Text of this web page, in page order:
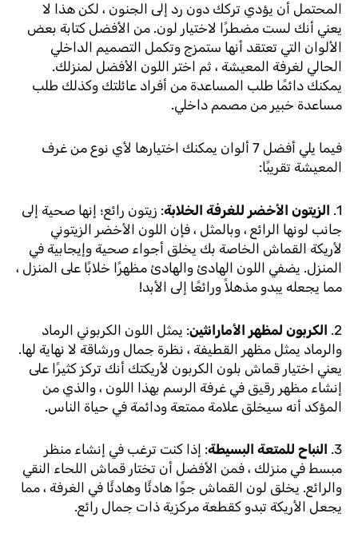
المحتمل أن يؤدي تركك دون رد إلى الجنون ، لكن هذا لا
يعني أنك لست مضطرًا لاختيار لون. من الأفضل كتابة بعض
الألوان التي تعتقد أنها ستمزج وتكمل التصميم الداخلي
الحالي لغرفة المعيشة ، ثم اختر اللون الأفضل لمنزلك.
يمكنك دائمًا طلب المساعدة من أفراد عائلتك وكذلك طلب
مساعدة خبير من مصمم داخلي.
فيما يلي أفضل 7 ألوان يمكنك اختيارها لأي نوع من غرف
المعيشة تقريبًا:
1. الزيتون الأخضر للغرفة الخلابة: زيتون رائع؛ إنها صحية إلى
جانب لونها الرائع ، وبالمثل ، فإن اللون الأخضر الزيتوني
لأريكة القماش الخاصة بك يخلق أجواء صحية وإيجابية في
المنزل. يضفي اللون الهادئ والهادئ مظهرًا خلابًا على المنزل ،
مما يجعله يبدو مذهلاً ورائعًا إلى الأبد!
2. الكربون لمظهر الأمارانثين: يمثل اللون الكربوني الرماد
والرماد يمثل مظهر القطيفة ، نظرة جمال ورشاقة لا نهاية لها.
يعني اختيار قماش بلون الكربون لأريكتك أنك تركز كثيرًا على
إنشاء مظهر رقيق في غرفة الرسم بهذا اللون ، والذي من
المؤكد أنه سيخلق علامة ممتعة ودائمة في حياة الناس.
3. النباح للمتعة البسيطة: إذا كنت ترغب في إنشاء منظر
مبسط في منزلك ، فمن الأفضل أن تختار قماش اللحاء النقي
والرائع. يخلق لون القماش جوًا هادئًا وهادئًا في الغرفة ، مما
يجعل الأريكة تبدو كقطعة مركزية ذات جمال رائع.